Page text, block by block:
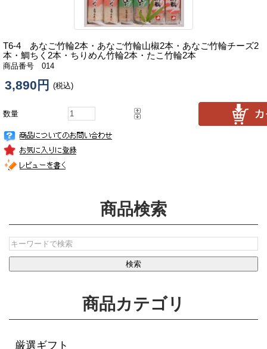
T6-4 あなご竹輪2本・あなご竹輪山椒2本・あなご竹輪チーズ2
本・鯛ちく2本・ちりめん竹輪2本・たこ竹輪2本
商品番号 014
3,890円 (税込)
数量
商品検索
商品カテゴリ
厳選ギフト